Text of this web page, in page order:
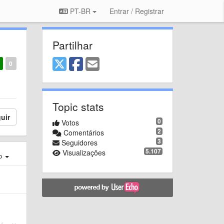
PT-BR Entrar / Registrar
0
Partilhar
Topic stats
0
Votos
2
Comentários
3
Seguidores
5.107
Visualizações